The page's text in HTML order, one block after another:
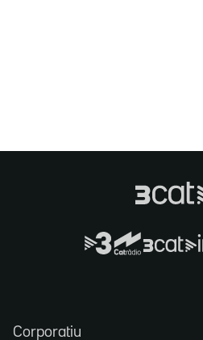
Corporatiu